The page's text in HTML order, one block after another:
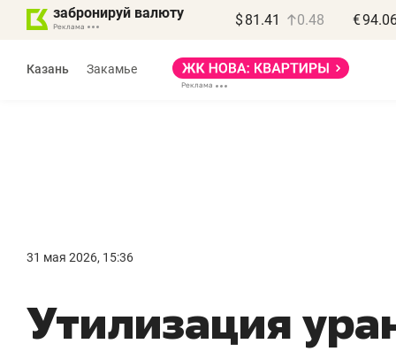
забронируй валюту $ 81.41 0.48 €
Казань Закамье
31 мая 2026, 15:36
Утилизация